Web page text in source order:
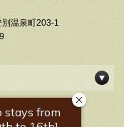
温泉町203-1